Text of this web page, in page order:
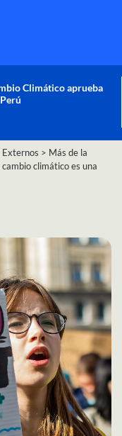
Climático aprueba
> Más de la
climático es una